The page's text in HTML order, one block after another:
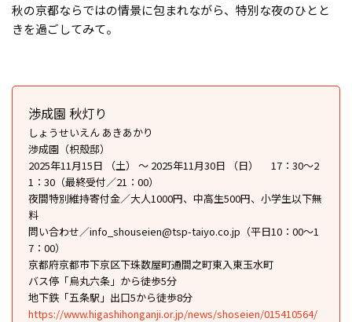
秋の京都ならではの情景に包まれながら、特別な夜のひとと
きを過ごしてみて。
渉成園 秋灯り
しょうせいえん あきあかり
渉成園（枳殻邸）
2025年11月15日 （土） ～ 2025年11月30日 （日） 17：30〜2
1：30（最終受付／21：00）
夜間特別維持寄付金／大人1000円、中高生500円、小学生以下無
料
問い合わせ／info_shouseien@tsp-taiyo.co.jp（平日10：00〜1
7：00）
京都府京都市下京区下珠数屋町通間之町東入東玉水町
バス停「烏丸六条」から徒歩5分
地下鉄「五条駅」出口5から徒歩8分
https://www.higashihonganji.or.jp/news/shoseien/015410564/